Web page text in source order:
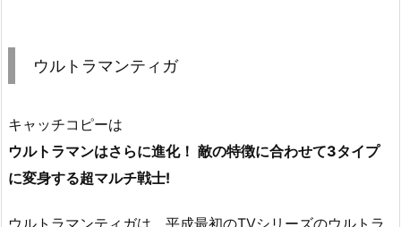
ウルトラマンティガ
キャッチコピーは
ウルトラマンはさらに進化！ 敵の特徴に合わせて3タイプ
に変身する超マルチ戦士!